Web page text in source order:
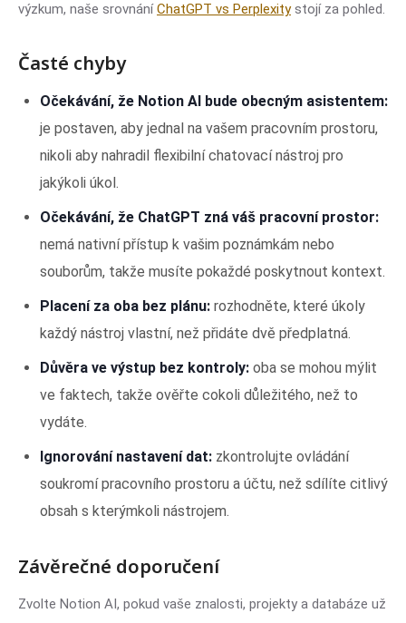
výzkum, naše srovnáníChatGPT vs Perplexitystojí za pohled.
Časté chyby
Očekávání, že Notion AI bude obecným asistentem:
je postaven, aby jednal na vašem pracovním prostoru,
nikoli aby nahradil flexibilní chatovací nástroj pro
jakýkoli úkol.
Očekávání, že ChatGPT zná váš pracovní prostor:
nemá nativní přístup k vašim poznámkám nebo
souborům, takže musíte pokaždé poskytnout kontext.
Placení za oba bez plánu: rozhodněte, které úkoly
každý nástroj vlastní, než přidáte dvě předplatná.
Důvěra ve výstup bez kontroly: oba se mohou mýlit
ve faktech, takže ověřte cokoli důležitého, než to
vydáte.
Ignorování nastavení dat: zkontrolujte ovládání
soukromí pracovního prostoru a účtu, než sdílíte citlivý
obsah s kterýmkoli nástrojem.
Závěrečné doporučení
Zvolte Notion AI, pokud vaše znalosti, projekty a databáze už